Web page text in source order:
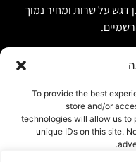
To provide the best
store and/or
technologies will allow us to
unique IDs on this site.
דגש על שרות ומחיר נמוך
074-
office@luxury-